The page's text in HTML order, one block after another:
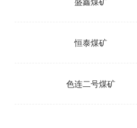
恒泰煤矿
色连二号煤矿